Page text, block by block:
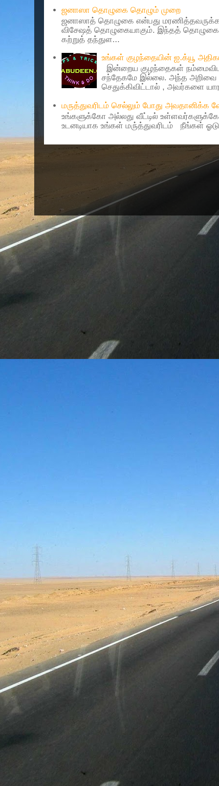
ஜனாஸா தொழுகை தொழும் முறை
ஜனாஸாத் தொழுகை என்பது
விசேஷத் தொழுகையாகும். இந்தத்
கற்றுத் தந்துள...
உங்கள் குழந்தையின் ஐ.க்யூ
இன்றைய குழந்தைகள்
சந்தேகமே இல்லை. அந்த
செதுக்கிவிட்டால் , அவர்களை
மருத்துவரிடம் செல்லும் போது அவதானிக்க
உங்களுக்கோ அல்லது வீட்டில்
உடனடியாக உங்கள் மரு்த்துவரிடம் நீங்கள்